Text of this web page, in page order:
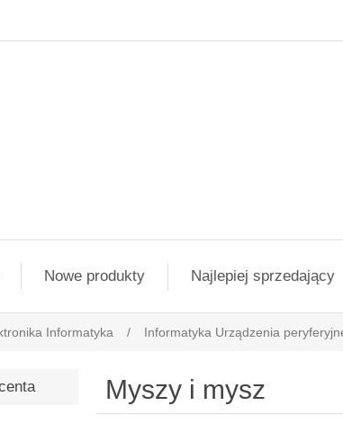
Nowe produkty Najlepiej sprzedający
Informatyka / Informatyka Urządzenia
Myszy i mysz